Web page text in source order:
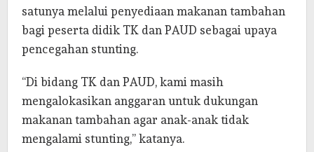
satunya melalui penyediaan makanan tambahan
bagi peserta didik TK dan PAUD sebagai upaya
pencegahan stunting.
“Di bidang TK dan PAUD, kami masih
mengalokasikan anggaran untuk dukungan
makanan tambahan agar anak-anak tidak
mengalami stunting,” katanya.